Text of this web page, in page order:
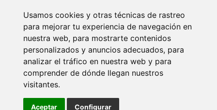
Usamos cookies y otras técnicas de rastreo
para mejorar tu experiencia de navegación en
nuestra web, para mostrarte contenidos
personalizados y anuncios adecuados, para
analizar el tráfico en nuestra web y para
comprender de dónde llegan nuestros
visitantes.
Aceptar Configurar
AVISO LEGAL POLITICA DE COOKIES
POLITICA DE PRIVACIDAD
PUBLICIDAD EN LA REVISTA QUÉ LEER
SORTEO-PREESTRENOS
SUSCRIPCIONES
Connecor Revistas